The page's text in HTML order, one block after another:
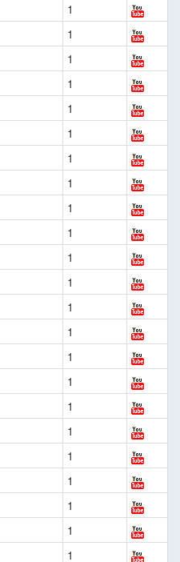
1
1
1
1
1
1
1
1
1
1
1
1
1
1
1
1
1
1
1
1
1
1
1